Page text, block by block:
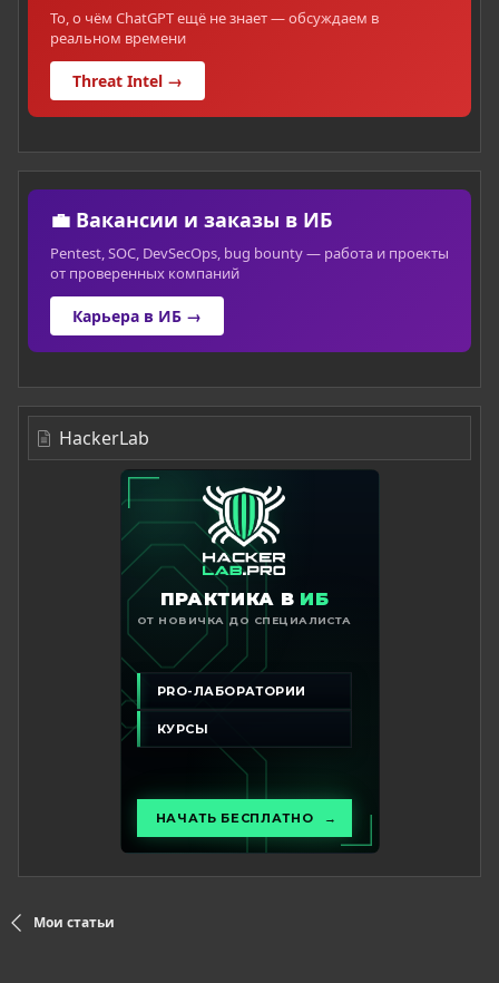
То, о чём ChatGPT ещё не знает — обсуждаем в
реальном времени
Threat Intel →
💼 Вакансии и заказы в ИБ
Pentest, SOC, DevSecOps, bug bounty — работа и проекты
от проверенных компаний
Карьера в ИБ →
HackerLab
Мои статьи